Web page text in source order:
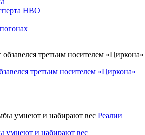
НВО
третьим носителем «Циркона»
Реалии
умнеют и набирают вес